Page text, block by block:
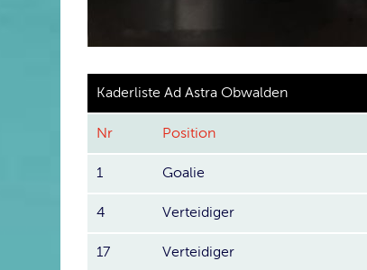
Kaderliste Ad Astra Obwalden
Nr Position
1 Goalie
4 Verteidiger
17 Verteidiger